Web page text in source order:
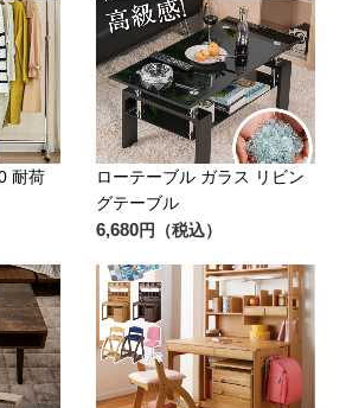
耐荷
ローテーブル ガラス リビン
グテーブル
6,680円（税込）